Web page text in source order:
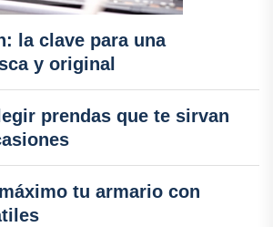
la clave para una
y original
prendas que te sirvan
tu armario con